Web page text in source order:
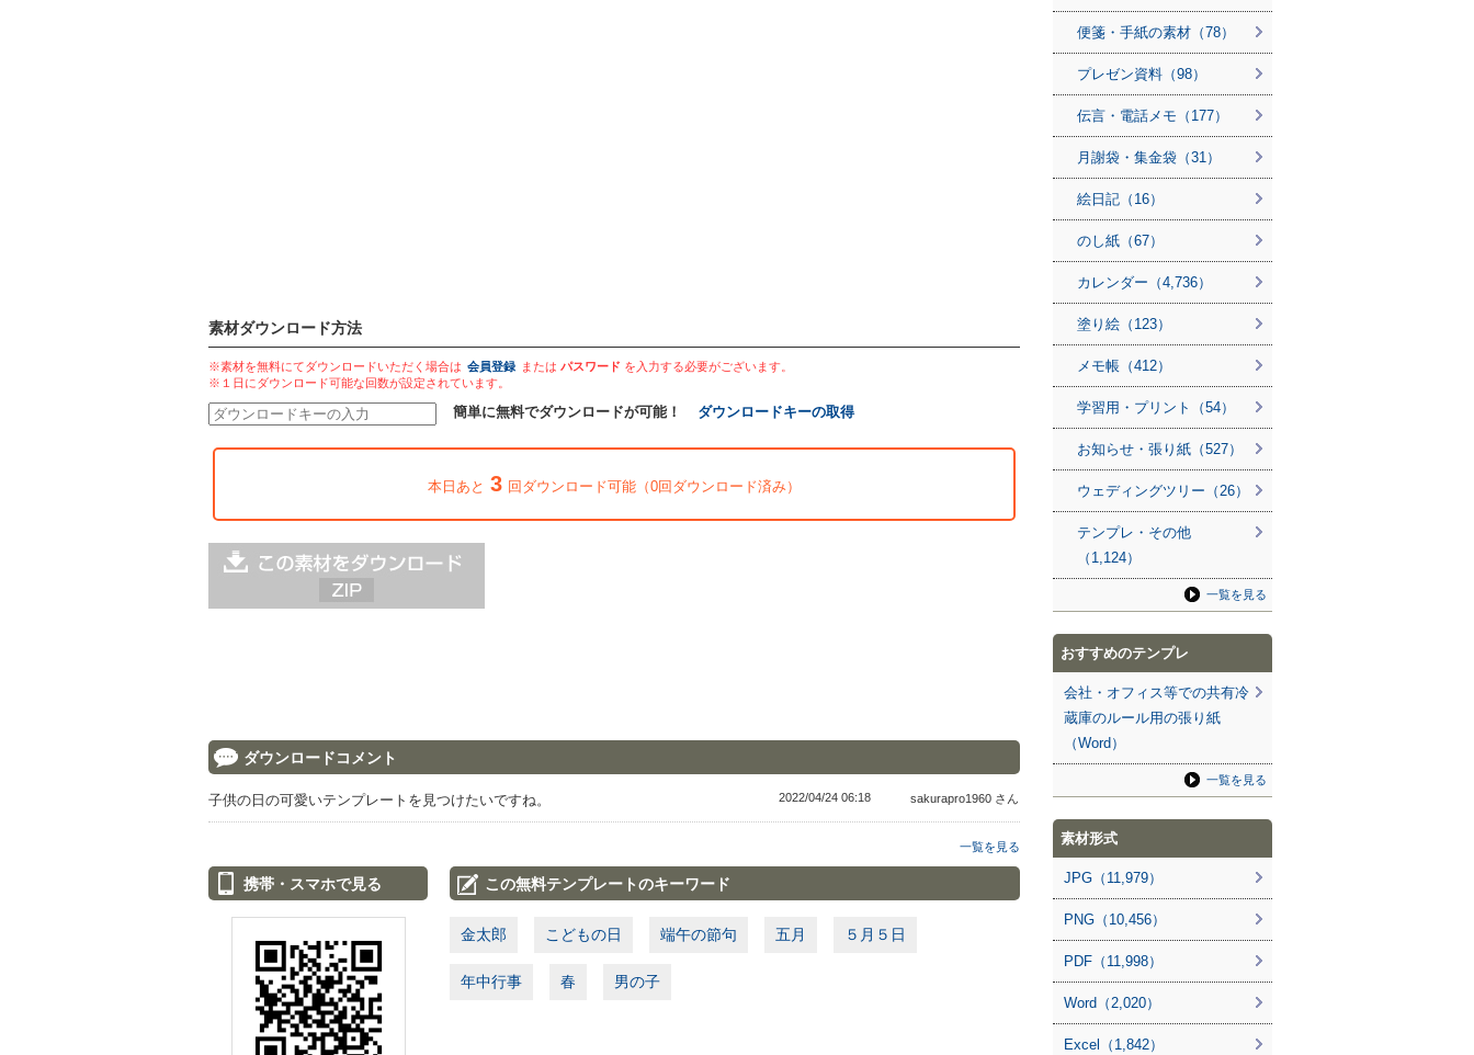
素材ダウンロード方法
※素材を無料にてダウンロードいただく場合は 会員登録 または パスワード を入力する必要がございます。
※１日にダウンロード可能な回数が設定されています。
簡単に無料でダウンロードが可能！ ダウンロードキーの取得
本日あと 3 回ダウンロード可能（0回ダウンロード済み）
ダウンロードコメント
子供の日の可愛いテンプレートを見つけたいですね。 2022/04/24 06:18 sakurapro1960 さん
一覧を見る
携帯・スマホで見る この無料テンプレートのキーワード
金太郎 こどもの日 端午の節句 五月 ５月５日
年中行事 春 男の子
便箋・手紙の素材（78）
プレゼン資料（98）
伝言・電話メモ（177）
月謝袋・集金袋（31）
絵日記（16）
のし紙（67）
カレンダー（4,736）
塗り絵（123）
メモ帳（412）
学習用・プリント（54）
お知らせ・張り紙（527）
ウェディングツリー（26）
テンプレ・その他
（1,124）
一覧を見る
おすすめのテンプレ
会社・オフィス等での共有冷
蔵庫のルール用の張り紙
（Word）
一覧を見る
素材形式
JPG（11,979）
PNG（10,456）
PDF（11,998）
Word（2,020）
Excel（1,842）